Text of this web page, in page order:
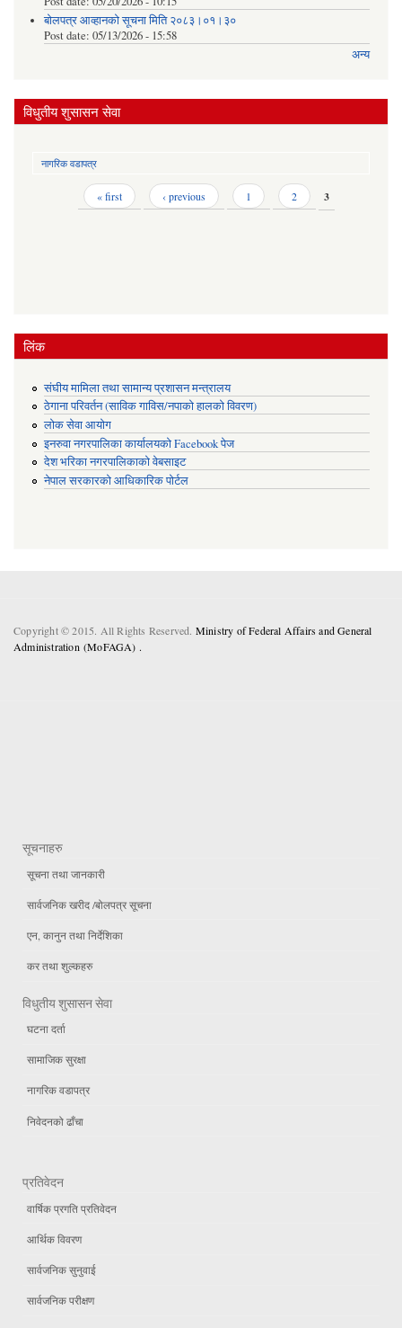
बोलपत्र आव्हानको सूचना मिति २०८३।०१।३०
Post date: 05/13/2026 - 15:58
अन्य
विधुतीय शुसासन सेवा
नागरिक वडापत्र
« first ‹ previous 1 2 3
लिंक
संघीय मामिला तथा सामान्य प्रशासन मन्त्रालय
ठेगाना परिवर्तन (साविक गाविस/नपाको हालको विवरण)
लोक सेवा आयोग
इनरुवा नगरपालिका कार्यालयको Facebook पेज
देश भरिका नगरपालिकाको वेबसाइट
नेपाल सरकारको आधिकारिक पोर्टल
Copyright © 2015. All Rights Reserved. Ministry of Federal Affairs and General
Administration (MoFAGA) .
सूचनाहरु
सूचना तथा जानकारी
सार्वजनिक खरीद /बोलपत्र सूचना
एन, कानुन तथा निर्देशिका
कर तथा शुल्कहरु
विधुतीय शुसासन सेवा
घटना दर्ता
सामाजिक सुरक्षा
नागरिक वडापत्र
निवेदनको ढाँचा
प्रतिवेदन
वार्षिक प्रगति प्रतिवेदन
आर्थिक विवरण
सार्वजनिक सुनुवाई
सार्वजनिक परीक्षण